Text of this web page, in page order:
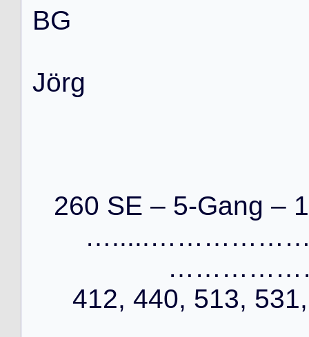
BG
Jörg
260 SE – 5-Gang –
412, 440, 513,